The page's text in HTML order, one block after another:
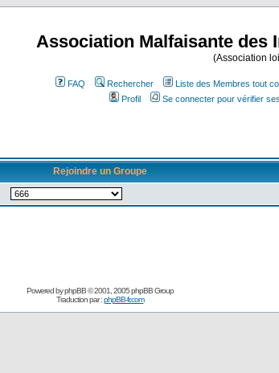
Association Malfaisante des
(Association
FAQ Rechercher Liste des Membres tout
Profil
Se connecter pour vérifier
Rejoindre un Groupe
Powered byphpBB© 2001, 2005 phpBB Group
Traduction par :phpBB-fr.com